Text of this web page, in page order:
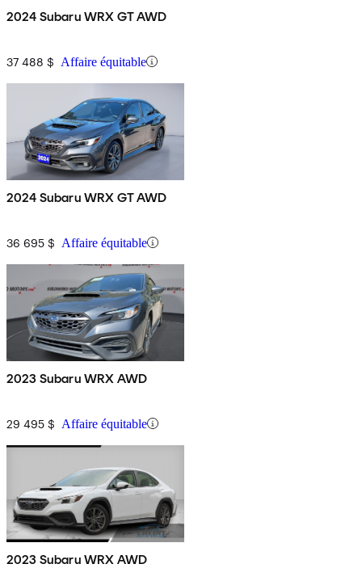
2024 Subaru WRX GT AWD
37 488 $ Affaire équitable
2024 Subaru WRX GT AWD
36 695 $ Affaire équitable
2023 Subaru WRX AWD
29 495 $ Affaire équitable
2023 Subaru WRX AWD